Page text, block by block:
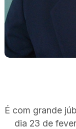
É com grande
dia 23 de